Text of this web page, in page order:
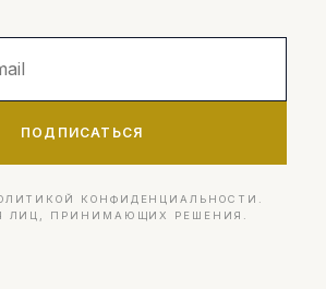
ПОДПИСАТЬСЯ
КОНФИДЕНЦИАЛЬНОСТИ.
ЛИЦ, ПРИНИМАЮЩИХ РЕШЕНИЯ.